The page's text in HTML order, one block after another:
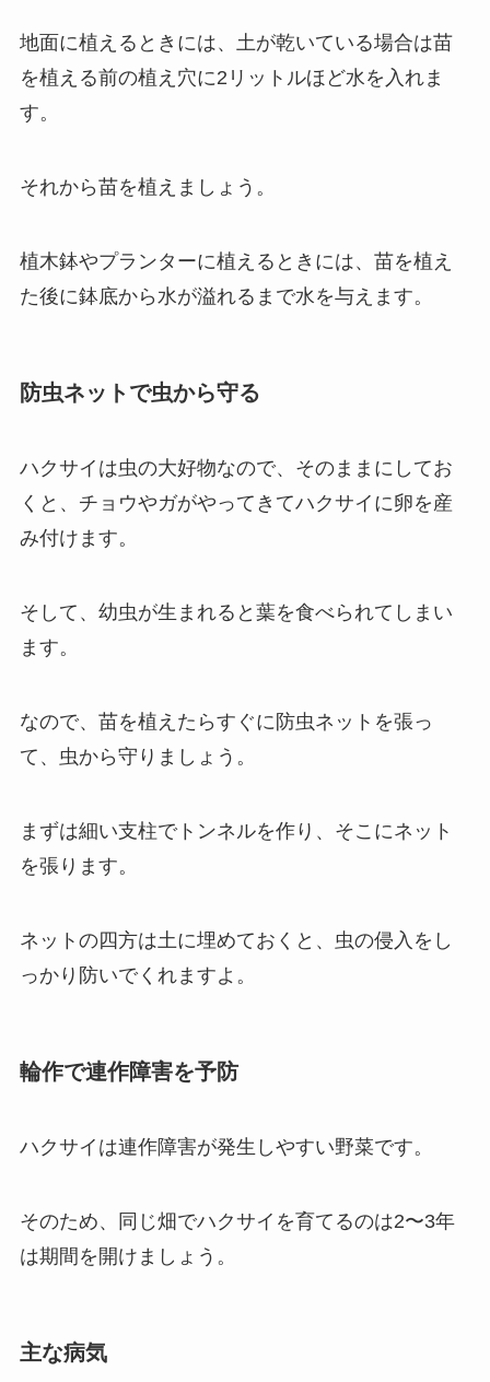
地面に植えるときには、土が乾いている場合は苗
を植える前の植え穴に2リットルほど水を入れま
す。
それから苗を植えましょう。
植木鉢やプランターに植えるときには、苗を植え
た後に鉢底から水が溢れるまで水を与えます。
防虫ネットで虫から守る
ハクサイは虫の大好物なので、そのままにしてお
くと、チョウやガがやってきてハクサイに卵を産
み付けます。
そして、幼虫が生まれると葉を食べられてしまい
ます。
なので、苗を植えたらすぐに防虫ネットを張っ
て、虫から守りましょう。
まずは細い支柱でトンネルを作り、そこにネット
を張ります。
ネットの四方は土に埋めておくと、虫の侵入をし
っかり防いでくれますよ。
輪作で連作障害を予防
ハクサイは連作障害が発生しやすい野菜です。
そのため、同じ畑でハクサイを育てるのは2〜3年
は期間を開けましょう。
主な病気